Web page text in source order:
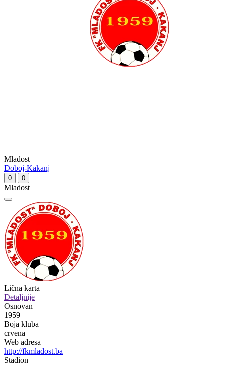
Mladost
Doboj-Kakanj
0 0
Mladost
Lična karta
Detaljnije
Osnovan
1959
Boja kluba
crvena
Web adresa
http://fkmladost.ba
Stadion